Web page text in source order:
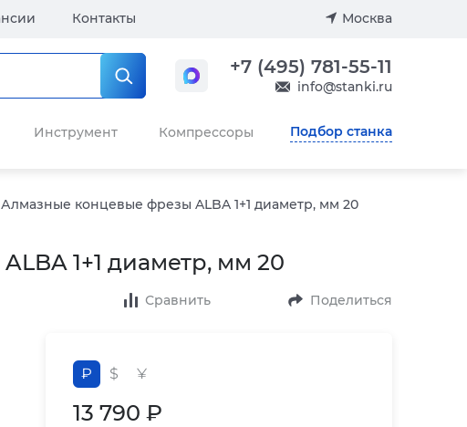
Контакты Москва
+7 (495) 781-55-11
info@stanki.ru
Инструмент Компрессоры Подбор станка
Алмазные концевые фрезы ALBA 1+1 диаметр, мм 20
1+1 диаметр, мм 20
Сравнить Поделиться
₽ $ ¥
13 790 ₽